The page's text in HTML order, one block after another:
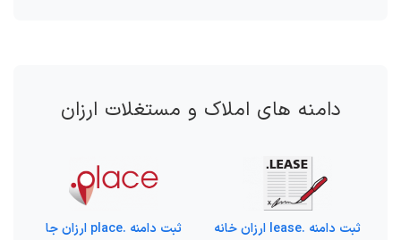
دامنه های املاک و مستغلات ارزان
ثبت دامنه .lease ارزان خانه
ثبت دامنه .place ارزان جا